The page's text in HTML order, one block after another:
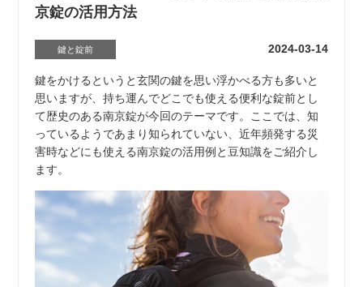
京錠の活用方法
鍵と錠前 2024-03-14
鍵をかけるというと玄関の鍵を思い浮かべる方も多いと
思いますが、持ち運んでどこでも使える便利な錠前とし
て歴史のある南京錠が今回のテーマです。ここでは、知
っているようであまり知られていない、近年頻発する災
害時などにも使える南京錠の活用例と豆知識をご紹介し
ます。